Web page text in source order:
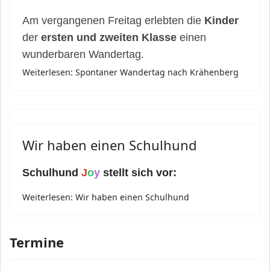
Am vergangenen Freitag erlebten die Kinder
der ersten und zweiten Klasse einen
wunderbaren Wandertag.
Weiterlesen: Spontaner Wandertag nach Krähenberg
Wir haben einen Schulhund
Schulhund Joy stellt sich vor:
Weiterlesen: Wir haben einen Schulhund
Termine